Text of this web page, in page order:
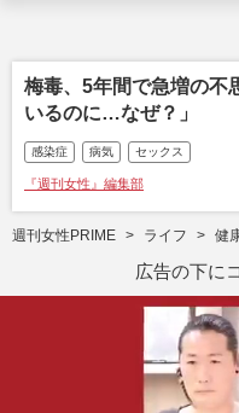
梅毒、5年間で急増の不
いるのに…なぜ？」
感染症 病気 セックス
『週刊女性』編集部
週刊女性PRIME ライフ 健
広告の下に